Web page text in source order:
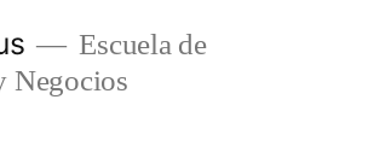
Escuela de
Negocios